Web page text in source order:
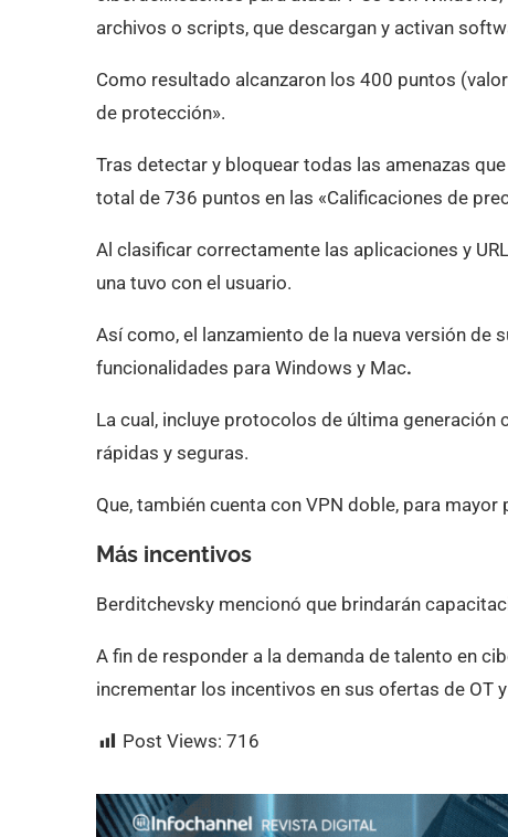
archivos o scripts, que descargan y activan
Como resultado alcanzaron los 400 puntos
de protección».
Tras detectar y bloquear todas las amenazas
total de 736 puntos en las «Calificaciones de
Al clasificar correctamente las aplicaciones y
una tuvo con el usuario.
Así como, el lanzamiento de la nueva versión de
funcionalidades para Windows y Mac.
La cual, incluye protocolos de última generación
rápidas y seguras.
Que, también cuenta con VPN doble, para
Más incentivos
Berditchevsky mencionó que brindarán
A fin de responder a la demanda de talento en
incrementar los incentivos en sus ofertas de OT
Post Views: 716